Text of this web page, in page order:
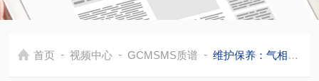
首页 - 视频中心 - GCMSMS质谱 - 维护保养：气相色谱仪GC8890的进样口维护,如何更换进样口隔垫及衬管?